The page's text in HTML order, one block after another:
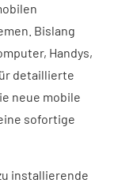
Bislang
Handys,
detaillierte
neue mobile
sofortige
installierende